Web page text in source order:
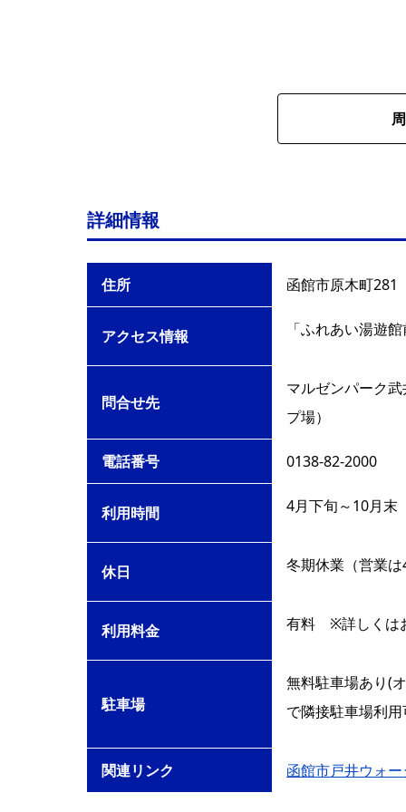
詳細情報
住所 函館市原木町281
アクセス情報 「ふれあい湯遊
問合せ先
マルゼンパーク
プ場）
電話番号 0138-82-2000
利用時間 4月下旬～10月末
休日 冬期休業（営業は
利用料金 有料 ※詳しくは
駐車場
無料駐車場あり(
で隣接駐車場利
関連リンク 函館市戸井ウォ